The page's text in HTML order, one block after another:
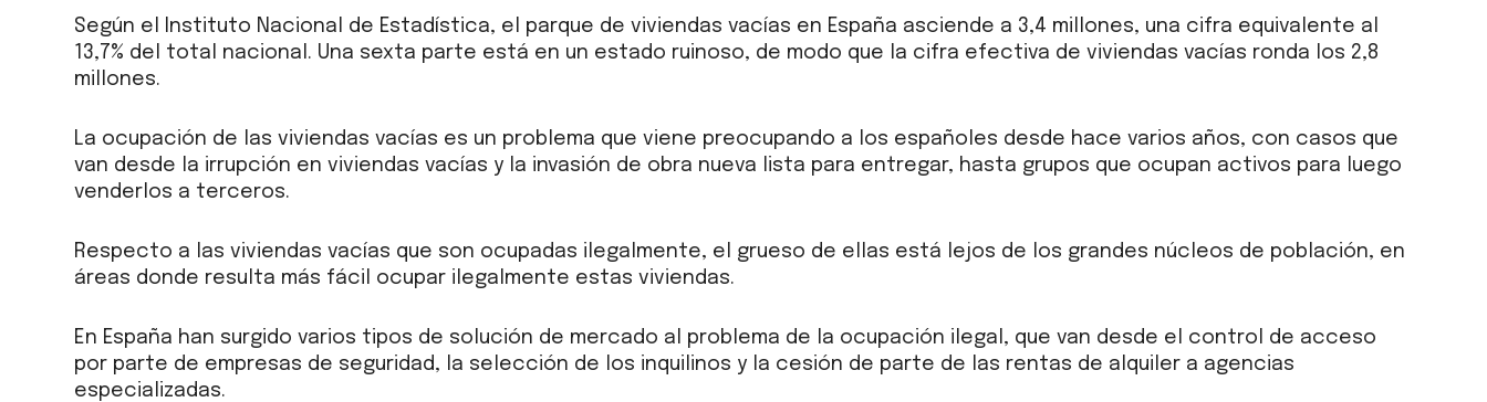
Según el Instituto Nacional de Estadística, el parque de viviendas vacías en España asciende a 3,4 millones, una cifra equivalente al
13,7% del total nacional. Una sexta parte está en un estado ruinoso, de modo que la cifra efectiva de viviendas vacías ronda los 2,8
millones.
La ocupación de las viviendas vacías es un problema que viene preocupando a los españoles desde hace varios años, con casos que
van desde la irrupción en viviendas vacías y la invasión de obra nueva lista para entregar, hasta grupos que ocupan activos para luego
venderlos a terceros.
Respecto a las viviendas vacías que son ocupadas ilegalmente, el grueso de ellas está lejos de los grandes núcleos de población, en
áreas donde resulta más fácil ocupar ilegalmente estas viviendas.
En España han surgido varios tipos de solución de mercado al problema de la ocupación ilegal, que van desde el control de acceso
por parte de empresas de seguridad, la selección de los inquilinos y la cesión de parte de las rentas de alquiler a agencias
especializadas.